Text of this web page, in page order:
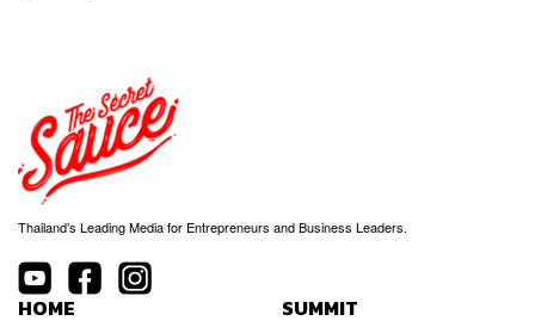
Thailand’s Leading Media for Entrepreneurs and Business Leaders.
HOME
SUMMIT